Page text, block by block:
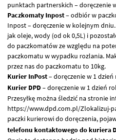
punktach partnerskich – doręczenie
Paczkomaty Inpost– odbiór w
Inpost – doręczenie w kolejnym dniu.
jak oleje, wody (od ok 0,5L) i
do paczkomatów ze względu na
paczkomatu w wypadku rozlania.
przez nas do paczkomatu to 10kg.
Kurier InPost– doręczenie w 1
Kurier DPD– doręczenie w 1 dzień
Przesyłkę można śledzić na stronie
https://www.dpd.com.pl/Zlokalizuj-
paczki kurierowi do doręczenia,
telefonu kontaktowego do kuriera